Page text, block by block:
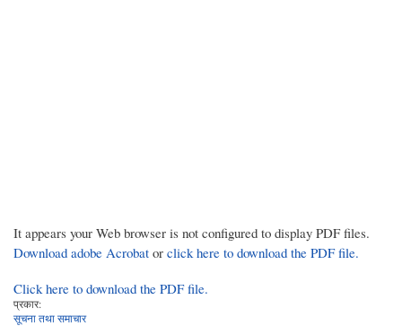
It appears your Web browser is not configured to display PDF files.
Download adobe Acrobat or click here to download the PDF file.
Click here to download the PDF file.
प्रकार:
सूचना तथा समाचार